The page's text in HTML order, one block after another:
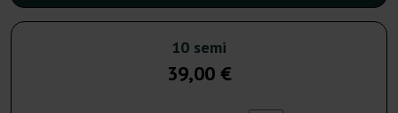
10 semi
39,00 €